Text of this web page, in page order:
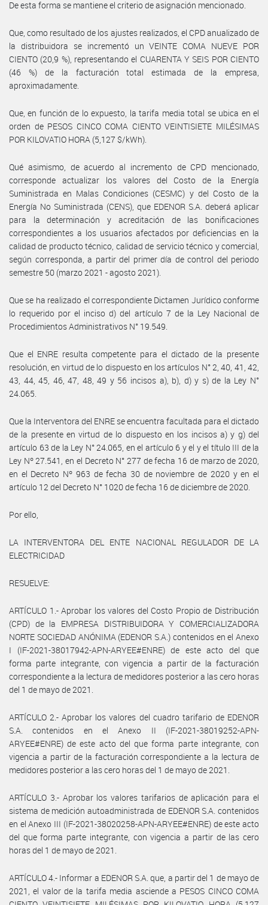
De esta forma se mantiene el criterio de asignación mencionado.
Que, como resultado de los ajustes realizados, el CPD anualizado de
la distribuidora se incrementó un VEINTE COMA NUEVE POR
CIENTO (20,9 %), representando el CUARENTA Y SEIS POR CIENTO
(46 %) de la facturación total estimada de la empresa,
aproximadamente.
Que, en función de lo expuesto, la tarifa media total se ubica en el
orden de PESOS CINCO COMA CIENTO VEINTISIETE MILÉSIMAS
POR KILOVATIO HORA (5,127 $/kWh).
Qué asimismo, de acuerdo al incremento de CPD mencionado,
corresponde actualizar los valores del Costo de la Energía
Suministrada en Malas Condiciones (CESMC) y del Costo de la
Energía No Suministrada (CENS), que EDENOR S.A. deberá aplicar
para la determinación y acreditación de las bonificaciones
correspondientes a los usuarios afectados por deficiencias en la
calidad de producto técnico, calidad de servicio técnico y comercial,
según corresponda, a partir del primer día de control del periodo
semestre 50 (marzo 2021 - agosto 2021).
Que se ha realizado el correspondiente Dictamen Jurídico conforme
lo requerido por el inciso d) del artículo 7 de la Ley Nacional de
Procedimientos Administrativos N° 19.549.
Que el ENRE resulta competente para el dictado de la presente
resolución, en virtud de lo dispuesto en los artículos N° 2, 40, 41, 42,
43, 44, 45, 46, 47, 48, 49 y 56 incisos a), b), d) y s) de la Ley N°
24.065.
Que la Interventora del ENRE se encuentra facultada para el dictado
de la presente en virtud de lo dispuesto en los incisos a) y g) del
artículo 63 de la Ley N° 24.065, en el artículo 6 y el y el título III de la
Ley Nº 27.541, en el Decreto N° 277 de fecha 16 de marzo de 2020,
en el Decreto Nº 963 de fecha 30 de noviembre de 2020 y en el
artículo 12 del Decreto N° 1020 de fecha 16 de diciembre de 2020.
Por ello,
LA INTERVENTORA DEL ENTE NACIONAL REGULADOR DE LA
ELECTRICIDAD
RESUELVE:
ARTÍCULO 1.- Aprobar los valores del Costo Propio de Distribución
(CPD) de la EMPRESA DISTRIBUIDORA Y COMERCIALIZADORA
NORTE SOCIEDAD ANÓNIMA (EDENOR S.A.) contenidos en el Anexo
I (IF-2021-38017942-APN-ARYEE#ENRE) de este acto del que
forma parte integrante, con vigencia a partir de la facturación
correspondiente a la lectura de medidores posterior a las cero horas
del 1 de mayo de 2021.
ARTÍCULO 2.- Aprobar los valores del cuadro tarifario de EDENOR
S.A. contenidos en el Anexo II (IF-2021-38019252-APN-
ARYEE#ENRE) de este acto del que forma parte integrante, con
vigencia a partir de la facturación correspondiente a la lectura de
medidores posterior a las cero horas del 1 de mayo de 2021.
ARTÍCULO 3.- Aprobar los valores tarifarios de aplicación para el
sistema de medición autoadministrada de EDENOR S.A. contenidos
en el Anexo III (IF-2021-38020258-APN-ARYEE#ENRE) de este acto
del que forma parte integrante, con vigencia a partir de las cero
horas del 1 de mayo de 2021.
ARTÍCULO 4.- Informar a EDENOR S.A. que, a partir del 1 de mayo de
2021, el valor de la tarifa media asciende a PESOS CINCO COMA